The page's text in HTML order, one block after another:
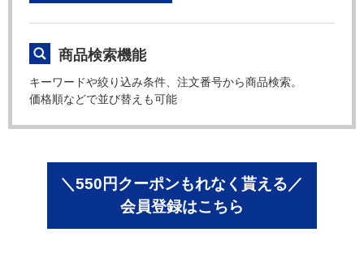
商品検索機能
キーワードや絞り込み条件、注文番号から商品検索。
価格順などで並び替えも可能
＼550円クーポンもれなく貰える／
会員登録はこちら